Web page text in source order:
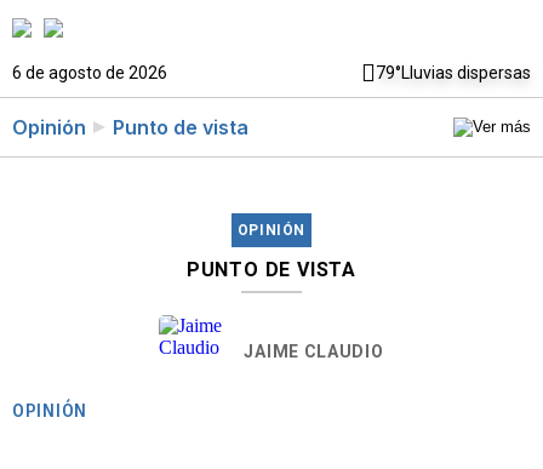
6 de agosto de 2026 79°Lluvias dispersas
Opinión Punto de vista
OPINIÓN
PUNTO DE VISTA
JAIME CLAUDIO
OPINIÓN